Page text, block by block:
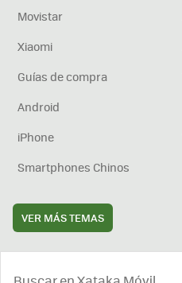
Movistar
Xiaomi
Guías de compra
Android
iPhone
Smartphones Chinos
VER MÁS TEMAS